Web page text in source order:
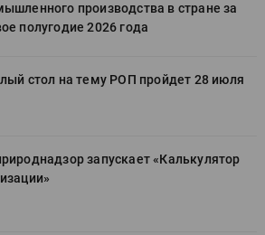
производства в стране за
полугодие 2026 года
стол на тему РОП пройдет 28 июля
запускает «Калькулятор